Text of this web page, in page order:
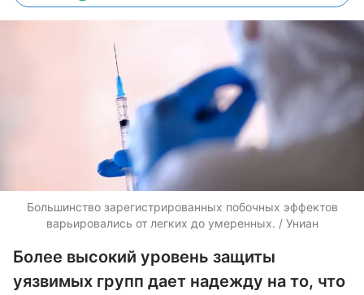
Большинство зарегистрированных побочных эффектов
варьировались от легких до умеренных. / Униан
Более высокий уровень защиты
уязвимых групп дает надежду на то, что